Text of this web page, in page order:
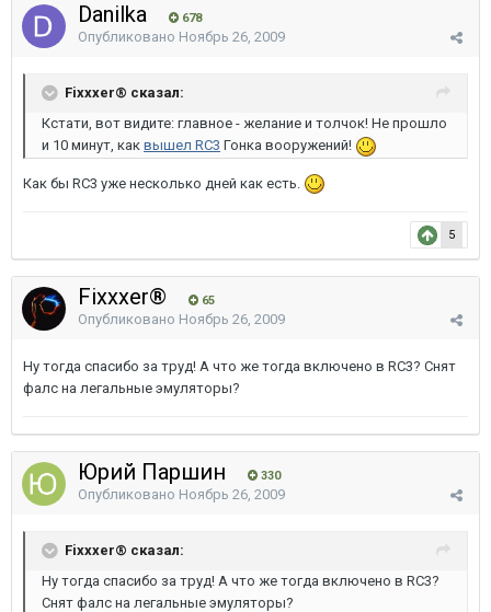
Danilka 678
Опубликовано Ноябрь 26, 2009
Fixxxer® сказал:
Кстати, вот видите: главное - желание и толчок! Не прошло
и 10 минут, как вышел RC3 Гонка вооружений!
Как бы RC3 уже несколько дней как есть.
5
Fixxxer® 65
Опубликовано Ноябрь 26, 2009
Ну тогда спасибо за труд! А что же тогда включено в RC3? Снят
фалс на легальные эмуляторы?
Юрий Паршин 330
Опубликовано Ноябрь 26, 2009
Fixxxer® сказал:
Ну тогда спасибо за труд! А что же тогда включено в RC3?
Снят фалс на легальные эмуляторы?